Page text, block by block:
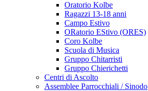
Oratorio Kolbe
Ragazzi 13-18 anni
Campo Estivo
ORatorio EStivo (ORES)
Coro Kolbe
Scuola di Musica
Gruppo Chitarristi
Gruppo Chierichetti
Centri di Ascolto
Assemblee Parrocchiali / Sinodo